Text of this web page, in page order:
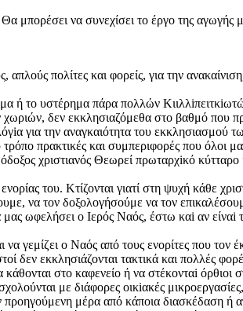
Θα μπορέσει να συνεχίσει το έργο της
απλούς πολίτες και φορείς, για την
ή το υστέρημα πάρα πολλών
δεν εκκλησιαζόμεθα στο βαθμό που
για την αναγκαιότητα του εκκλησιασμού
πρακτικές και συμπεριφορές που όλοι
χριστιανός Θεωρεί πρωταρχiκό
του. Κτίζονται γιατί στη ψυχή κάθε
να τον δοξολογήσούμε να τον
ωφελήσει ο Ιερός Ναός, έστω καi αν είναi
γεμίζει ο Ναός από τους ενορίτες που τον
δεν εκκλησιάζονται τακτικά και πολλές
στο καφενείο ή να στέκονταi
με διάφορες οικiακές
προηγούμενη μέρα από κάποια διασκέδαση